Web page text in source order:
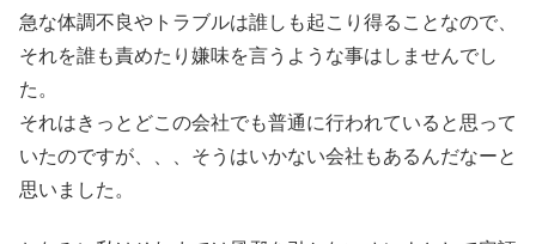
急な体調不良やトラブルは誰しも起こり得ることなので、
それを誰も責めたり嫌味を言うような事はしませんでし
た。
それはきっとどこの会社でも普通に行われていると思って
いたのですが、、、そうはいかない会社もあるんだなーと
思いました。